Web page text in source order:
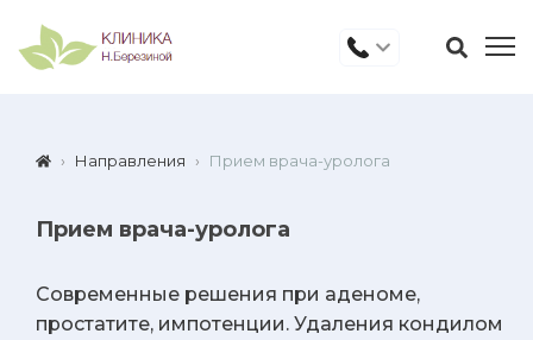
Направления Прием врача-уролога
Прием врача-уролога
Современные решения при аденоме,
простатите, импотенции. Удаления кондилом